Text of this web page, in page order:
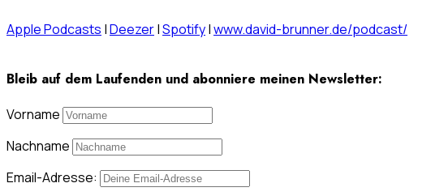
Apple Podcasts |Deezer|Spotify|www.david-brunner.de/podcast/
Bleib auf dem Laufenden und abonniere meinen Newsletter:
Vorname
Nachname
Email-Adresse: